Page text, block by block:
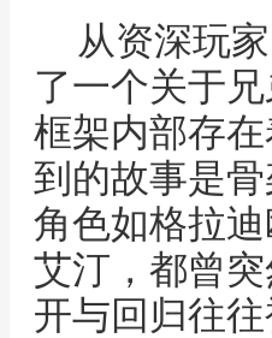
从资深玩
了一个关于
框架内部存
到的故事是
角色如格拉
艾汀，都曾
开与回归往